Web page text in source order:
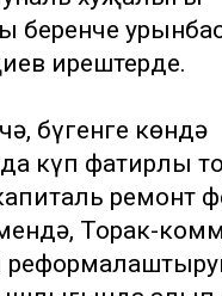
беренче
ирештерде.
бүгенге көндә
күп фатирлы
ремонт
Торак-